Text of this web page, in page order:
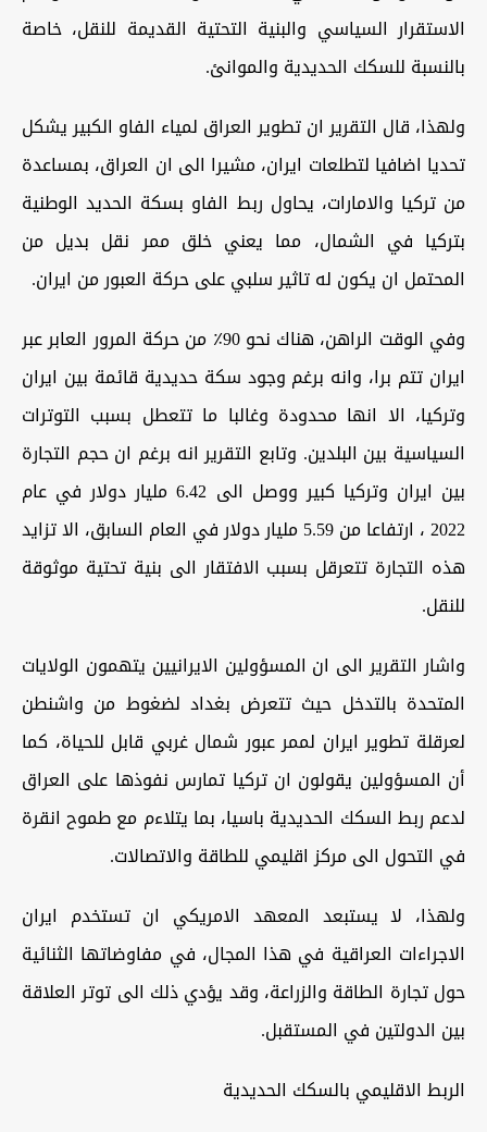
الاستقرار السياسي والبنية التحتية القديمة للنقل، خاصة
بالنسبة للسكك الحديدية والموانئ.
ولهذا، قال التقرير ان تطوير العراق لمياء الفاو الكبير يشكل
تحديا اضافيا لتطلعات ايران، مشيرا الى ان العراق، بمساعدة
من تركيا والامارات، يحاول ربط الفاو بسكة الحديد الوطنية
بتركيا في الشمال، مما يعني خلق ممر نقل بديل من
المحتمل ان يكون له تاثير سلبي على حركة العبور من ايران.
وفي الوقت الراهن، هناك نحو 90٪ من حركة المرور العابر عبر
ايران تتم برا، وانه برغم وجود سكة حديدية قائمة بين ايران
وتركيا، الا انها محدودة وغالبا ما تتعطل بسبب التوترات
السياسية بين البلدين. وتابع التقرير انه برغم ان حجم التجارة
بين ايران وتركيا كبير ووصل الى 6.42 مليار دولار في عام
2022 ، ارتفاعا من 5.59 مليار دولار في العام السابق، الا تزايد
هذه التجارة تتعرقل بسبب الافتقار الى بنية تحتية موثوقة
للنقل.
واشار التقرير الى ان المسؤولين الايرانيين يتهمون الولايات
المتحدة بالتدخل حيث تتعرض بغداد لضغوط من واشنطن
لعرقلة تطوير ايران لممر عبور شمال غربي قابل للحياة، كما
أن المسؤولين يقولون ان تركيا تمارس نفوذها على العراق
لدعم ربط السكك الحديدية باسيا، بما يتلاءم مع طموح انقرة
في التحول الى مركز اقليمي للطاقة والاتصالات.
ولهذا، لا يستبعد المعهد الامريكي ان تستخدم ايران
الاجراءات العراقية في هذا المجال، في مفاوضاتها الثنائية
حول تجارة الطاقة والزراعة، وقد يؤدي ذلك الى توتر العلاقة
بين الدولتين في المستقبل.
الربط الاقليمي بالسكك الحديدية